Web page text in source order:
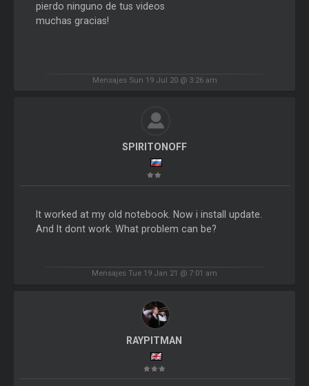
pierdo ninguno de tus videos
muchas gracias!
Mensajes Sun 19 Jul 20 @ 3:26 am
SPIRITONOFF
It worked at my old notebook. Now i install update.
And It dont work. What problem can be?
Mensajes Tue 19 Jan 21 @ 7:01 am
RAYPITMAN